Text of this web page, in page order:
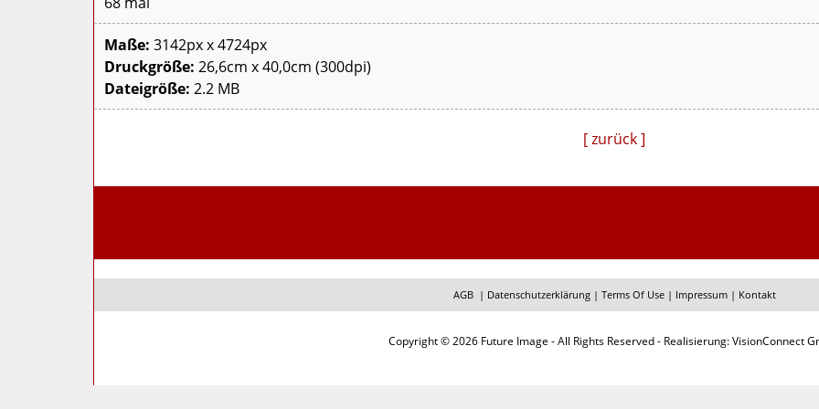
Maße: 3142px x 4724px
Druckgröße: 26,6cm x 40,0cm (300dpi)
Dateigröße: 2.2 MB
[ zurück ]
AGB | Datenschutzerklärung| Terms Of Use| Impressum| Kontakt
Copyright © 2026 Future Image - All Rights Reserved - Realisierung: VisionConnect